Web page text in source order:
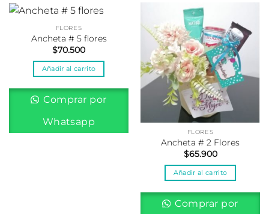
FLORES
Ancheta # 5 flores
$70.500
Añadir al carrito
Comprar por
Whatsapp
FLORES
Ancheta # 2 Flores
$65.900
Añadir al carrito
Comprar por